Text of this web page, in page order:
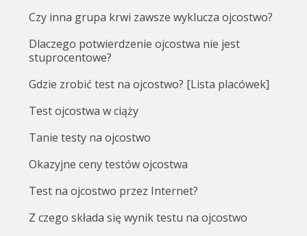
Czy inna grupa krwi zawsze wyklucza ojcostwo?
Dlaczego potwierdzenie ojcostwa nie jest
stuprocentowe?
Gdzie zrobić test na ojcostwo? [Lista placówek]
Test ojcostwa w ciąży
Tanie testy na ojcostwo
Okazyjne ceny testów ojcostwa
Test na ojcostwo przez Internet?
Z czego składa się wynik testu na ojcostwo